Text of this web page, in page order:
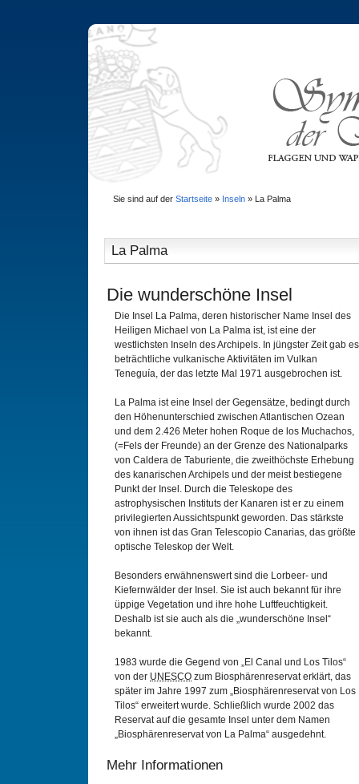
Sie sind auf der Startseite» Inseln» La Palma
La Palma
Die wunderschöne Insel
Die Insel La Palma, deren historischer Name Insel des
Heiligen Michael von La Palma ist, ist eine der
westlichsten Inseln des Archipels. In jüngster Zeit gab es
beträchtliche vulkanische Aktivitäten im Vulkan
Teneguía, der das letzte Mal 1971 ausgebrochen ist.
La Palma ist eine Insel der Gegensätze, bedingt durch
den Höhenunterschied zwischen Atlantischen Ozean
und dem 2.426 Meter hohen Roque de los Muchachos,
(=Fels der Freunde) an der Grenze des Nationalparks
von Caldera de Taburiente, die zweithöchste Erhebung
des kanarischen Archipels und der meist bestiegene
Punkt der Insel. Durch die Teleskope des
astrophysischen Instituts der Kanaren ist er zu einem
privilegierten Aussichtspunkt geworden. Das stärkste
von ihnen ist das Gran Telescopio Canarias, das größte
optische Teleskop der Welt.
Besonders erwähnenswert sind die Lorbeer- und
Kiefernwälder der Insel. Sie ist auch bekannt für ihre
üppige Vegetation und ihre hohe Luftfeuchtigkeit.
Deshalb ist sie auch als die „wunderschöne Insel“
bekannt.
1983 wurde die Gegend von „El Canal und Los Tilos“
von der UNESCO zum Biosphärenreservat erklärt, das
später im Jahre 1997 zum „Biosphärenreservat von Los
Tilos“ erweitert wurde. Schließlich wurde 2002 das
Reservat auf die gesamte Insel unter dem Namen
„Biosphärenreservat von La Palma“ ausgedehnt.
Mehr Informationen